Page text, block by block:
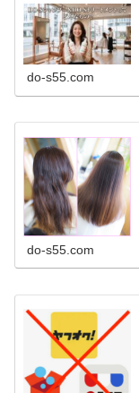
do-s55.com
do-s55.com